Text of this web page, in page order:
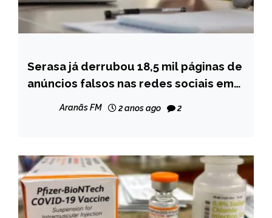
BRASIL
NOTÍCIAS
Serasa já derrubou 18,5 mil páginas de
anúncios falsos nas redes sociais em
Aranãs FM 2 anos ago 2